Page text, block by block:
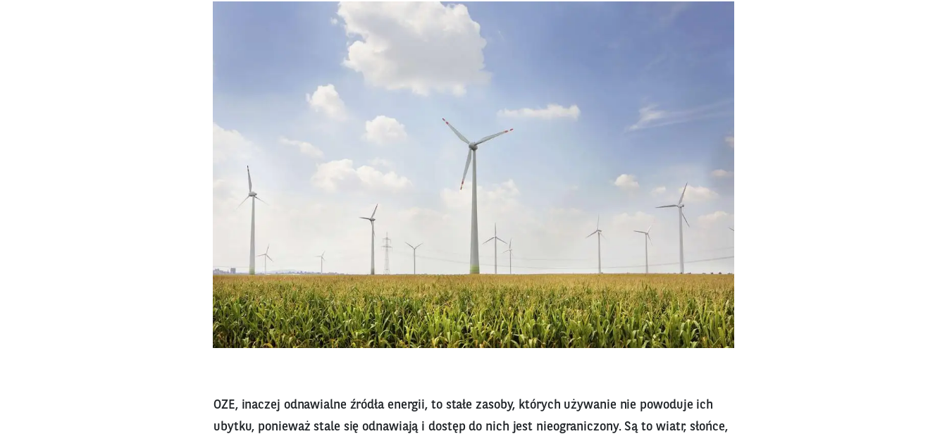
OZE, inaczej odnawialne źródła energii, to stałe zasoby, których używanie nie powoduje ich
ubytku, ponieważ stale się odnawiają i dostęp do nich jest nieograniczony. Są to wiatr, słońce,